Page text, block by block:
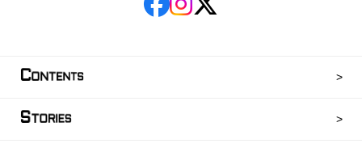
CONTENTS
STORIES